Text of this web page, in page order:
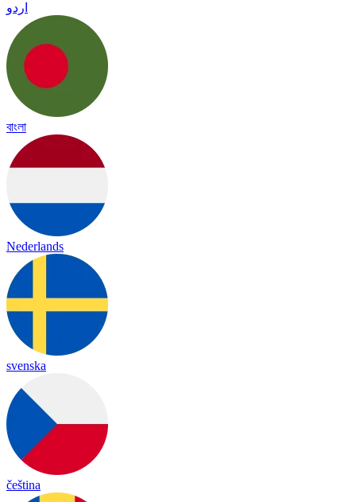
اردو
বাংলা
Nederlands
svenska
čeština